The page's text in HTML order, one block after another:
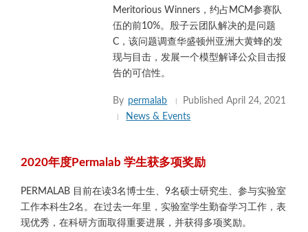
Meritorious Winners，约占MCM参赛队
伍的前10%。殷子云团队解决的是问题
C，该问题调查华盛顿州亚洲大黄蜂的发
现与目击，发展一个模型解译公众目击报
告的可信性。
By permalab PublishedApril 24, 2021
News & Events
2020年度Permalab 学生获多项奖励
PERMALAB 目前在读3名博士生、9名硕士研究生、参与实验室
工作本科生2名。在过去一年里，实验室学生勤奋学习工作，表
现优秀，在科研方面取得重要进展，并获得多项奖励。